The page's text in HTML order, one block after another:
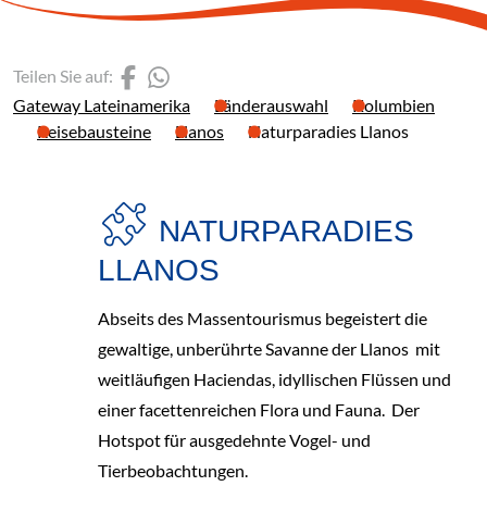
Gateway Lateinamerika Länderauswahl
Kolumbien
Reisebausteine
Llanos Naturparadies Llanos
Teilen Sie auf: (Link öffnet einen neuen
NATURPARADIES
LLANOS
Abseits des Massentourismus begeistert die
gewaltige, unberührte Savanne der Llanos mit
weitläufigen Haciendas, idyllischen Flüssen und
einer facettenreichen Flora und Fauna. Der
Hotspot für ausgedehnte Vogel- und
Tierbeobachtungen.